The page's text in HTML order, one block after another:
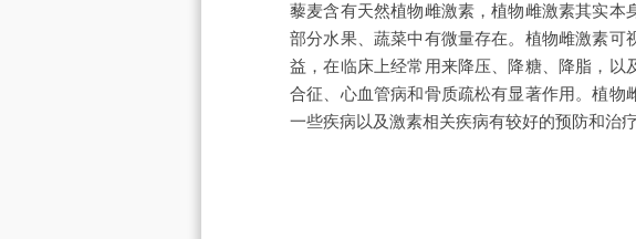
藜麦含有天然植物雌激素，植物雌激素其实
部分水果、蔬菜中有微量存在。植物雌激素
益，在临床上经常用来降压、降糖、降脂，
合征、心血管病和骨质疏松有显著作用。植
一些疾病以及激素相关疾病有较好的预防和治疗